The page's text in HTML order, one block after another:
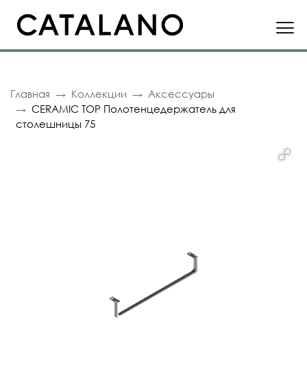
Главная Коллекции
Аксессуары
CERAMIC TOP Полотенцедержатель для
столешницы 75